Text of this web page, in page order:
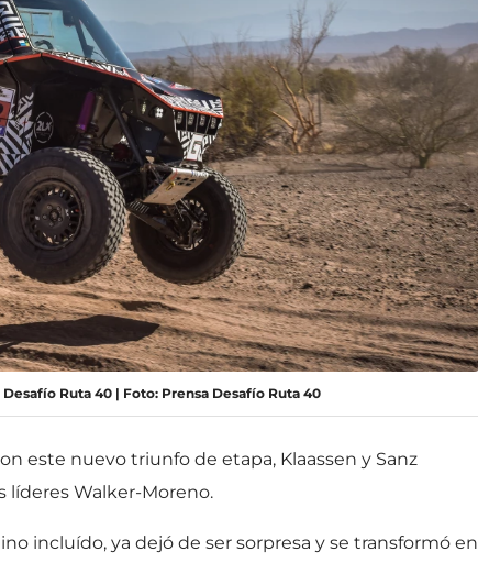
Ruta 40 | Foto: Prensa Desafío Ruta 40
este nuevo triunfo de etapa, Klaassen y Sanz
líderes Walker-Moreno.
incluído, ya dejó de ser sorpresa y se transformó en